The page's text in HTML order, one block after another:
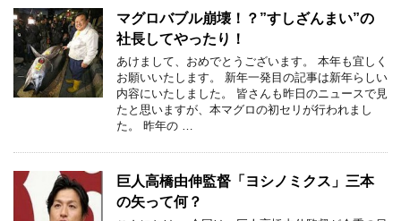
マグロバブル崩壊！？”すしざんまい”の
社長してやったり！
あけまして、おめでとうございます。 本年も宜しく
お願いいたします。 新年一発目の記事は新年らしい
内容にいたしました。 皆さんも昨日のニュースで見
たと思いますが、本マグロの初セリが行われまし
た。 昨年の …
巨人高橋由伸監督「ヨシノミクス」三本
の矢って何？